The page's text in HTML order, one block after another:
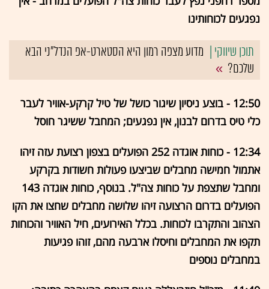
נפגעים לכוחותינו
מדוע מצפה רמון היא הסטארט-אפ הנדל"ני הבא
שלכם?
12:50 - בוצע ניסיון שיגור כושל של טיל קרקע-אוויר לעבר
כלי טיס בדרום לבנון, אין נפגעים; המחבל ששיגר חוסל
12:34 - כוחות אוגדה 252 הפועלים בצפון רצועת עזה זיהו
אתמול חמישה מחבלים שביצעו פעולות חשודות בקרקע
ומחבל שתצפת על כוחות צה"ל. בנוסף, כוחות אוגדה 143
הפועלים בדרום הרצועה זיהו שלושה מחבלים שחצו את הקו
הצהוב והתקרבו לכוחות. בכלל האירועים, חיל האוויר והכוחות
תקפו את המחבלים וחיסלו ארבעה מהם, זוהו פגיעות
במחבלים נוספים